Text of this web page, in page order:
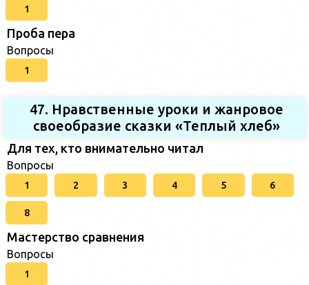
1
Проба пера
Вопросы
1
47. Нравственные уроки и жанровое
своеобразие сказки «Теплый хлеб»
Для тех, кто внимательно читал
Вопросы
1 2 3 4 5 6
8
Мастерство сравнения
Вопросы
1